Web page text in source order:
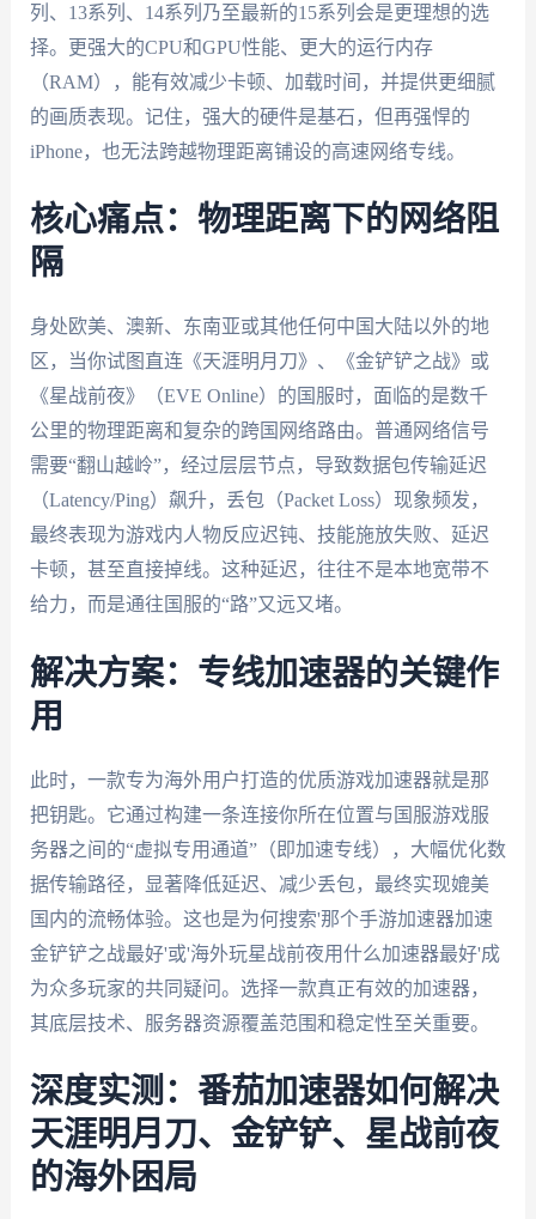
列、13系列、14系列乃至最新的15系列会是更理想的选
择。更强大的CPU和GPU性能、更大的运行内存
（RAM），能有效减少卡顿、加载时间，并提供更细腻
的画质表现。记住，强大的硬件是基石，但再强悍的
iPhone，也无法跨越物理距离铺设的高速网络专线。
核心痛点：物理距离下的网络阻
隔
身处欧美、澳新、东南亚或其他任何中国大陆以外的地
区，当你试图直连《天涯明月刀》、《金铲铲之战》或
《星战前夜》（EVE Online）的国服时，面临的是数千
公里的物理距离和复杂的跨国网络路由。普通网络信号
需要“翻山越岭”，经过层层节点，导致数据包传输延迟
（Latency/Ping）飙升，丢包（Packet Loss）现象频发，
最终表现为游戏内人物反应迟钝、技能施放失败、延迟
卡顿，甚至直接掉线。这种延迟，往往不是本地宽带不
给力，而是通往国服的“路”又远又堵。
解决方案：专线加速器的关键作
用
此时，一款专为海外用户打造的优质游戏加速器就是那
把钥匙。它通过构建一条连接你所在位置与国服游戏服
务器之间的“虚拟专用通道”（即加速专线），大幅优化数
据传输路径，显著降低延迟、减少丢包，最终实现媲美
国内的流畅体验。这也是为何搜索'那个手游加速器加速
金铲铲之战最好'或'海外玩星战前夜用什么加速器最好'成
为众多玩家的共同疑问。选择一款真正有效的加速器，
其底层技术、服务器资源覆盖范围和稳定性至关重要。
深度实测：番茄加速器如何解决
天涯明月刀、金铲铲、星战前夜
的海外困局